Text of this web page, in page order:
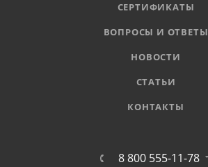
СЕРТИФИКАТЫ
ВОПРОСЫ И ОТВЕТЫ
НОВОСТИ
СТАТЬИ
КОНТАКТЫ
8 800 555-11-78